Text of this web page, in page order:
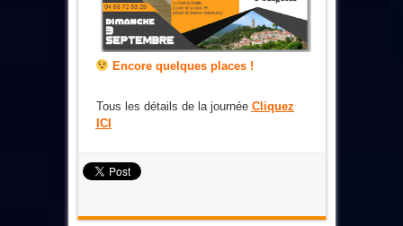
Encore quelques places !
Tous les détails de la journée Cliquez
ICI